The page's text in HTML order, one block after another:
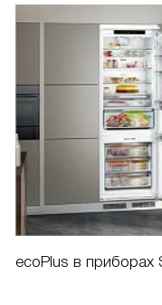
ecoPlus в приборах